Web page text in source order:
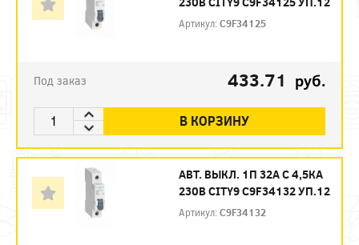
Артикул:C9F34125
Под заказ 433.71 руб.
В КОРЗИНУ
АВТ. ВЫКЛ. 1П 32А С 4,5КА
230В CITY9 C9F34132 УП.12
Артикул:C9F34132